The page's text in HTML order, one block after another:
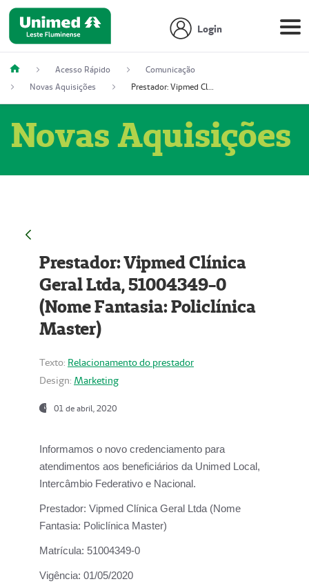
Login
Acesso Rápido
Comunicação
Novas Aquisições
Prestador: Vipmed Clínica Geral Ltda, 51004349-0 (Nome Fantasia: Policlínica Master)
Novas Aquisições
Prestador: Vipmed Clínica
Geral Ltda, 51004349-0
(Nome Fantasia: Policlínica
Master)
Texto: Relacionamento do prestador
Design: Marketing
01 de abril, 2020
Informamos o novo credenciamento para
atendimentos aos beneficiários da Unimed Local,
Intercâmbio Federativo e Nacional.
Prestador: Vipmed Clínica Geral Ltda (Nome
Fantasia: Policlínica Master)
Matrícula: 51004349-0
Vigência: 01/05/2020